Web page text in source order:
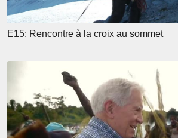
E15: Rencontre à la croix au sommet